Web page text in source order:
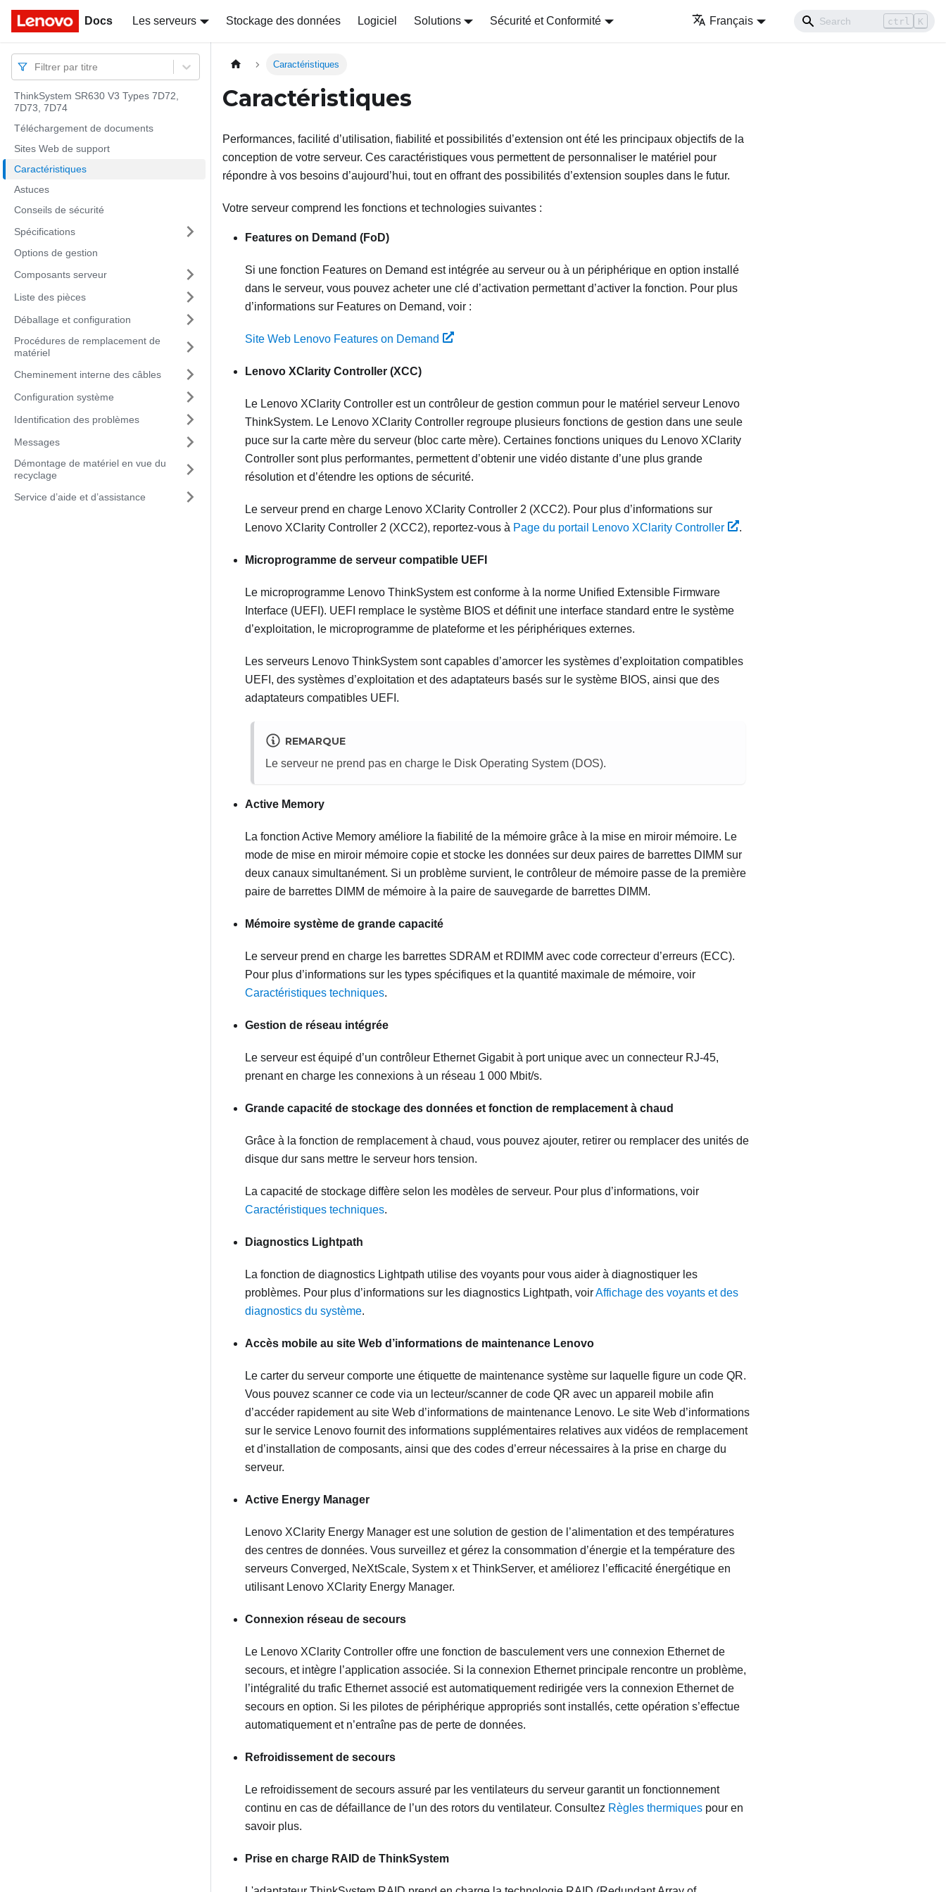
Docs Les serveurs Stockage des données Logiciel Solutions Sécurité et Conformité Français ctrl K
Docs
Filtrer par titre
ThinkSystem SR630 V3 Types 7D72,
7D73, 7D74
Téléchargement de documents
Sites Web de support
Caractéristiques
Astuces
Conseils de sécurité
Spécifications
Options de gestion
Composants serveur
Liste des pièces
Déballage et configuration
Procédures de remplacement de
matériel
Cheminement interne des câbles
Configuration système
Identification des problèmes
Messages
Démontage de matériel en vue du
recyclage
Service d’aide et d’assistance
Caractéristiques
Caractéristiques
Performances, facilité d’utilisation, fiabilité et possibilités d’extension ont été les principaux objectifs de la
conception de votre serveur. Ces caractéristiques vous permettent de personnaliser le matériel pour
répondre à vos besoins d’aujourd’hui, tout en offrant des possibilités d’extension souples dans le futur.
Votre serveur comprend les fonctions et technologies suivantes :
Features on Demand (FoD)
Si une fonction Features on Demand est intégrée au serveur ou à un périphérique en option installé
dans le serveur, vous pouvez acheter une clé d’activation permettant d’activer la fonction. Pour plus
d’informations sur Features on Demand, voir :
Site Web Lenovo Features on Demand
Lenovo XClarity Controller (XCC)
Le Lenovo XClarity Controller est un contrôleur de gestion commun pour le matériel serveur Lenovo
ThinkSystem. Le Lenovo XClarity Controller regroupe plusieurs fonctions de gestion dans une seule
puce sur la carte mère du serveur (bloc carte mère). Certaines fonctions uniques du Lenovo XClarity
Controller sont plus performantes, permettent d’obtenir une vidéo distante d’une plus grande
résolution et d’étendre les options de sécurité.
Le serveur prend en charge Lenovo XClarity Controller 2 (XCC2). Pour plus d’informations sur
Lenovo XClarity Controller 2 (XCC2), reportez-vous à Page du portail Lenovo XClarity Controller .
Microprogramme de serveur compatible UEFI
Le microprogramme Lenovo ThinkSystem est conforme à la norme Unified Extensible Firmware
Interface (UEFI). UEFI remplace le système BIOS et définit une interface standard entre le système
d’exploitation, le microprogramme de plateforme et les périphériques externes.
Les serveurs Lenovo ThinkSystem sont capables d’amorcer les systèmes d’exploitation compatibles
UEFI, des systèmes d’exploitation et des adaptateurs basés sur le système BIOS, ainsi que des
adaptateurs compatibles UEFI.
REMARQUE
Le serveur ne prend pas en charge le Disk Operating System (DOS).
Active Memory
La fonction Active Memory améliore la fiabilité de la mémoire grâce à la mise en miroir mémoire. Le
mode de mise en miroir mémoire copie et stocke les données sur deux paires de barrettes DIMM sur
deux canaux simultanément. Si un problème survient, le contrôleur de mémoire passe de la première
paire de barrettes DIMM de mémoire à la paire de sauvegarde de barrettes DIMM.
Mémoire système de grande capacité
Le serveur prend en charge les barrettes SDRAM et RDIMM avec code correcteur d’erreurs (ECC).
Pour plus d’informations sur les types spécifiques et la quantité maximale de mémoire, voir
Caractéristiques techniques.
Gestion de réseau intégrée
Le serveur est équipé d’un contrôleur Ethernet Gigabit à port unique avec un connecteur RJ-45,
prenant en charge les connexions à un réseau 1 000 Mbit/s.
Grande capacité de stockage des données et fonction de remplacement à chaud
Grâce à la fonction de remplacement à chaud, vous pouvez ajouter, retirer ou remplacer des unités de
disque dur sans mettre le serveur hors tension.
La capacité de stockage diffère selon les modèles de serveur. Pour plus d’informations, voir
Caractéristiques techniques.
Diagnostics Lightpath
La fonction de diagnostics Lightpath utilise des voyants pour vous aider à diagnostiquer les
problèmes. Pour plus d’informations sur les diagnostics Lightpath, voirAffichage des voyants et des
diagnostics du système.
Accès mobile au site Web d’informations de maintenance Lenovo
Le carter du serveur comporte une étiquette de maintenance système sur laquelle figure un code QR.
Vous pouvez scanner ce code via un lecteur/scanner de code QR avec un appareil mobile afin
d’accéder rapidement au site Web d’informations de maintenance Lenovo. Le site Web d’informations
sur le service Lenovo fournit des informations supplémentaires relatives aux vidéos de remplacement
et d’installation de composants, ainsi que des codes d’erreur nécessaires à la prise en charge du
serveur.
Active Energy Manager
Lenovo XClarity Energy Manager est une solution de gestion de l’alimentation et des températures
des centres de données. Vous surveillez et gérez la consommation d’énergie et la température des
serveurs Converged, NeXtScale, System x et ThinkServer, et améliorez l’efficacité énergétique en
utilisant Lenovo XClarity Energy Manager.
Connexion réseau de secours
Le Lenovo XClarity Controller offre une fonction de basculement vers une connexion Ethernet de
secours, et intègre l’application associée. Si la connexion Ethernet principale rencontre un problème,
l’intégralité du trafic Ethernet associé est automatiquement redirigée vers la connexion Ethernet de
secours en option. Si les pilotes de périphérique appropriés sont installés, cette opération s’effectue
automatiquement et n’entraîne pas de perte de données.
Refroidissement de secours
Le refroidissement de secours assuré par les ventilateurs du serveur garantit un fonctionnement
continu en cas de défaillance de l’un des rotors du ventilateur. Consultez Règles thermiques pour en
savoir plus.
Prise en charge RAID de ThinkSystem